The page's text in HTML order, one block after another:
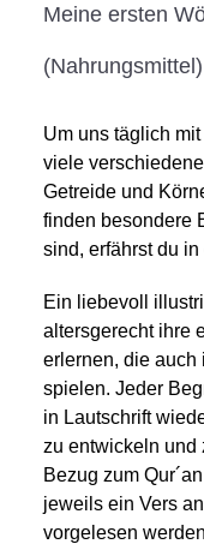
Meine ersten
(Nahrungsmittel)
Um uns täglich
viele
Getreide und
finden besondere
sind, erfährst du
Ein liebevoll
altersgerecht ihre
erlernen, die
spielen. Jeder
in Lautschrift
zu entwickeln und
Bezug zum
jeweils ein Vers
vorgelesen